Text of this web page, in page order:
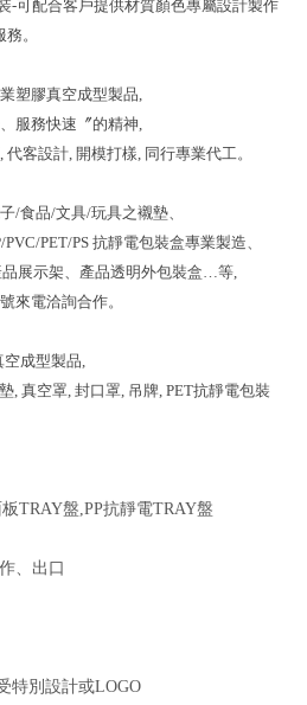
-可配合客戶提供材質顏色專屬設計製作
。
塑膠真空成型製品,
服務快速〞的精神,
客設計, 開模打樣, 同行專業代工。
/食品/文具/玩具之襯墊、
PVC/PET/PS 抗靜電包裝盒專業製造、
品展示架、產品透明外包裝盒…等,
來電洽詢合作。
成型製品,
, 真空罩, 封口罩, 吊牌, PET抗靜電包裝
TRAY盤,PP抗靜電TRAY盤
、出口
特別設計或LOGO